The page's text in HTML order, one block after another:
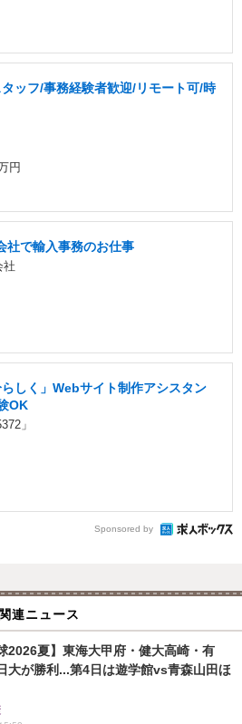
ッフ/事務経験者歓迎/リモート可/時
円
社で輸入事務のお仕事
社
らしく」Webサイト制作アシスタン
OK
」
Sponsored by
連ニュース
2026夏】東海大甲府・健大高崎・有
大が勝利...第4日は遊学館vs青森山田ほ